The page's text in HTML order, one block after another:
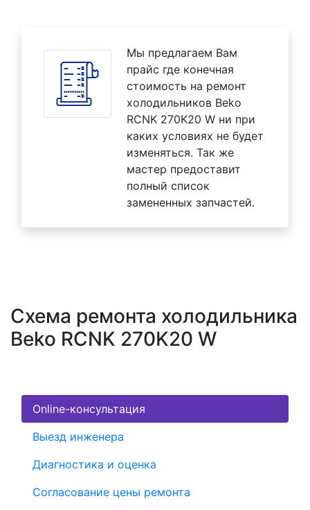
Мы предлагаем Вам
прайс где конечная
стоимость на ремонт
холодильников Beko
RCNK 270K20 W ни при
каких условиях не будет
изменяться. Так же
мастер предоставит
полный список
замененных запчастей.
Схема ремонта холодильника
Beko RCNK 270K20 W
Online-консультация
Выезд инженера
Диагностика и оценка
Согласование цены ремонта